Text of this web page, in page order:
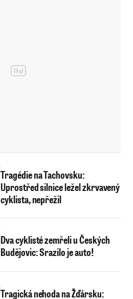
Tragédie na Tachovsku:
Uprostřed silnice ležel zkrvavený
cyklista, nepřežil
Dva cyklisté zemřeli u Českých
Budějovic: Srazilo je auto!
Tragická nehoda na Žďársku: